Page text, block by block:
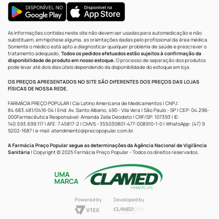
As informações contidas neste site não devem ser usadas para automedicação e não
substituem, em hipótese alguma, as orientações dadas pelo profissional da área médica.
Somente o médico está apto a diagnosticar qualquer problema de saúde e prescrever o
tratamento adequado. Todos os pedidos efetuados estão sujeitos à confirmação da
disponibilidade de produto em nosso estoque.O processo de separação dos produtos
pode levar até dois dias úteis dependendo da disponibilidade do estoque em loja.
OS PREÇOS APRESENTADOS NO SITE SÃO DIFERENTES DOS PREÇOS DAS LOJAS
FÍSICAS DE NOSSA REDE.
FARMÁCIA PREÇO POPULAR | Cia Latino Americana de Medicamentos | CNPJ:
84.683.481/0416-04 | End: Av. Santo Albano, 490 - Vila Vera | São Paulo - SP | CEP: 04.296-
000Farmacêutica Responsável: Amanda Zelia Deodato | CRF/SP: 107393 | IE:
140.593.699.117 | AFE: 7.45817-2 | CMVS - 355030801-477-008910-1-0 | WhatsApp: (47) 9
9202-1687 | e-mail: atendimento@precopopular.com.br.
A Farmácia Preço Popular segue as determinações da Agência Nacional de Vigilância
Sanitária | Copyright © 2025 Farmácia Preço Popular - Todos os direitos reservados.
UMA
MARCA
Powered by Developed by